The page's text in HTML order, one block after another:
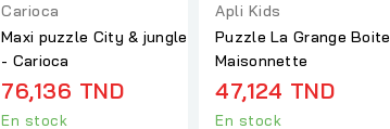
Carioca
Maxi puzzle City & jungle
- Carioca
76,136 TND
En stock
Apli Kids
Puzzle La Grange Boite
Maisonnette
47,124 TND
En stock